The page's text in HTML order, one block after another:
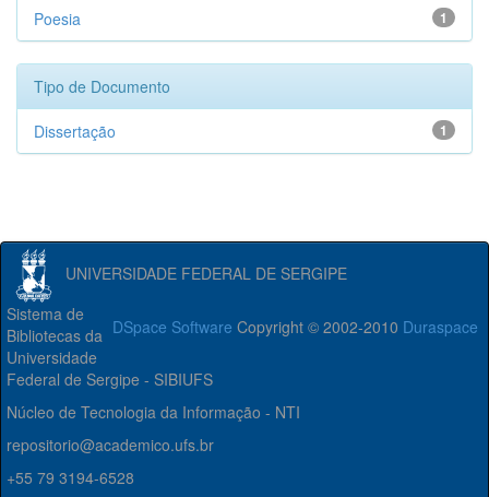
1
Poesia
Tipo de Documento
1
Dissertação
UNIVERSIDADE FEDERAL DE SERGIPE
DSpace Software Copyright © 2002-2010 Duraspace
Sistema de
Bibliotecas da
Universidade
Federal de Sergipe - SIBIUFS
Núcleo de Tecnologia da Informação - NTI
repositorio@academico.ufs.br
+55 79 3194-6528